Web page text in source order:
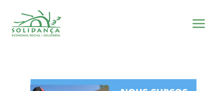
contingut